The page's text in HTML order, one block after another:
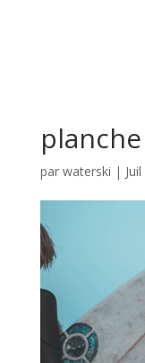
par waterski |